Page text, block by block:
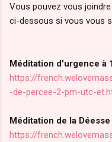
Vous pouvez vous
ci-dessous si vous vous
Méditation d'urgence à
https://
-de-percee-2-pm-utc-
Méditation de la Déesse
https://